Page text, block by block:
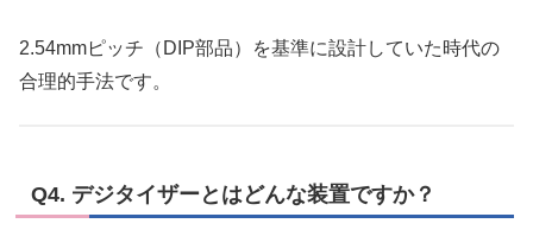
2.54mmピッチ（DIP部品）を基準に設計していた時代の
合理的手法です。
Q4. デジタイザーとはどんな装置ですか？